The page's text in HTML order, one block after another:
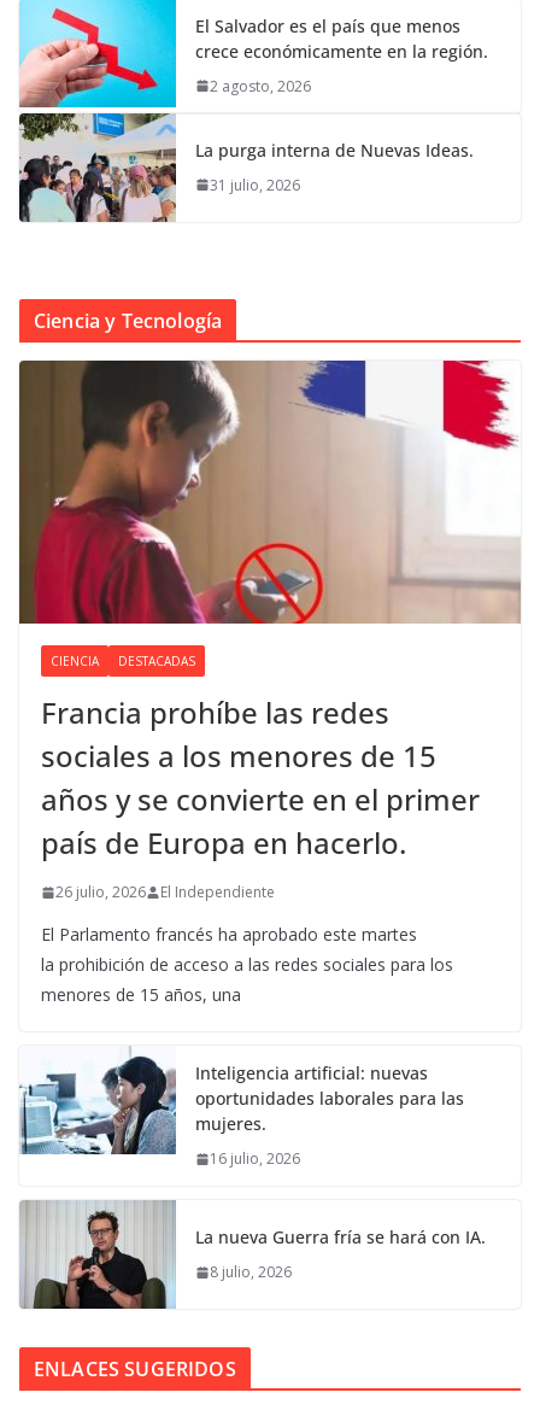
El Salvador es el país que menos
crece económicamente en la región.
2 agosto, 2026
La purga interna de Nuevas Ideas.
31 julio, 2026
Ciencia y Tecnología
CIENCIA DESTACADAS
Francia prohíbe las redes
sociales a los menores de 15
años y se convierte en el primer
país de Europa en hacerlo.
26 julio, 2026 El Independiente
El Parlamento francés ha aprobado este martes
la prohibición de acceso a las redes sociales para los
menores de 15 años, una
Inteligencia artificial: nuevas
oportunidades laborales para las
mujeres.
16 julio, 2026
La nueva Guerra fría se hará con IA.
8 julio, 2026
ENLACES SUGERIDOS